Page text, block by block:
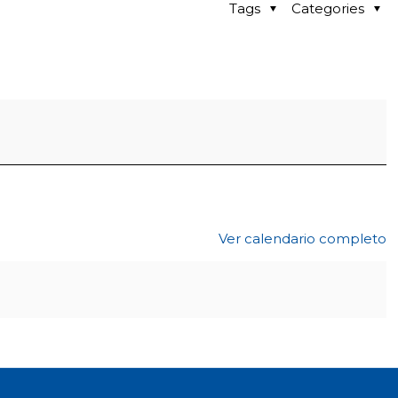
Categories
Tags
Ver calendario completo